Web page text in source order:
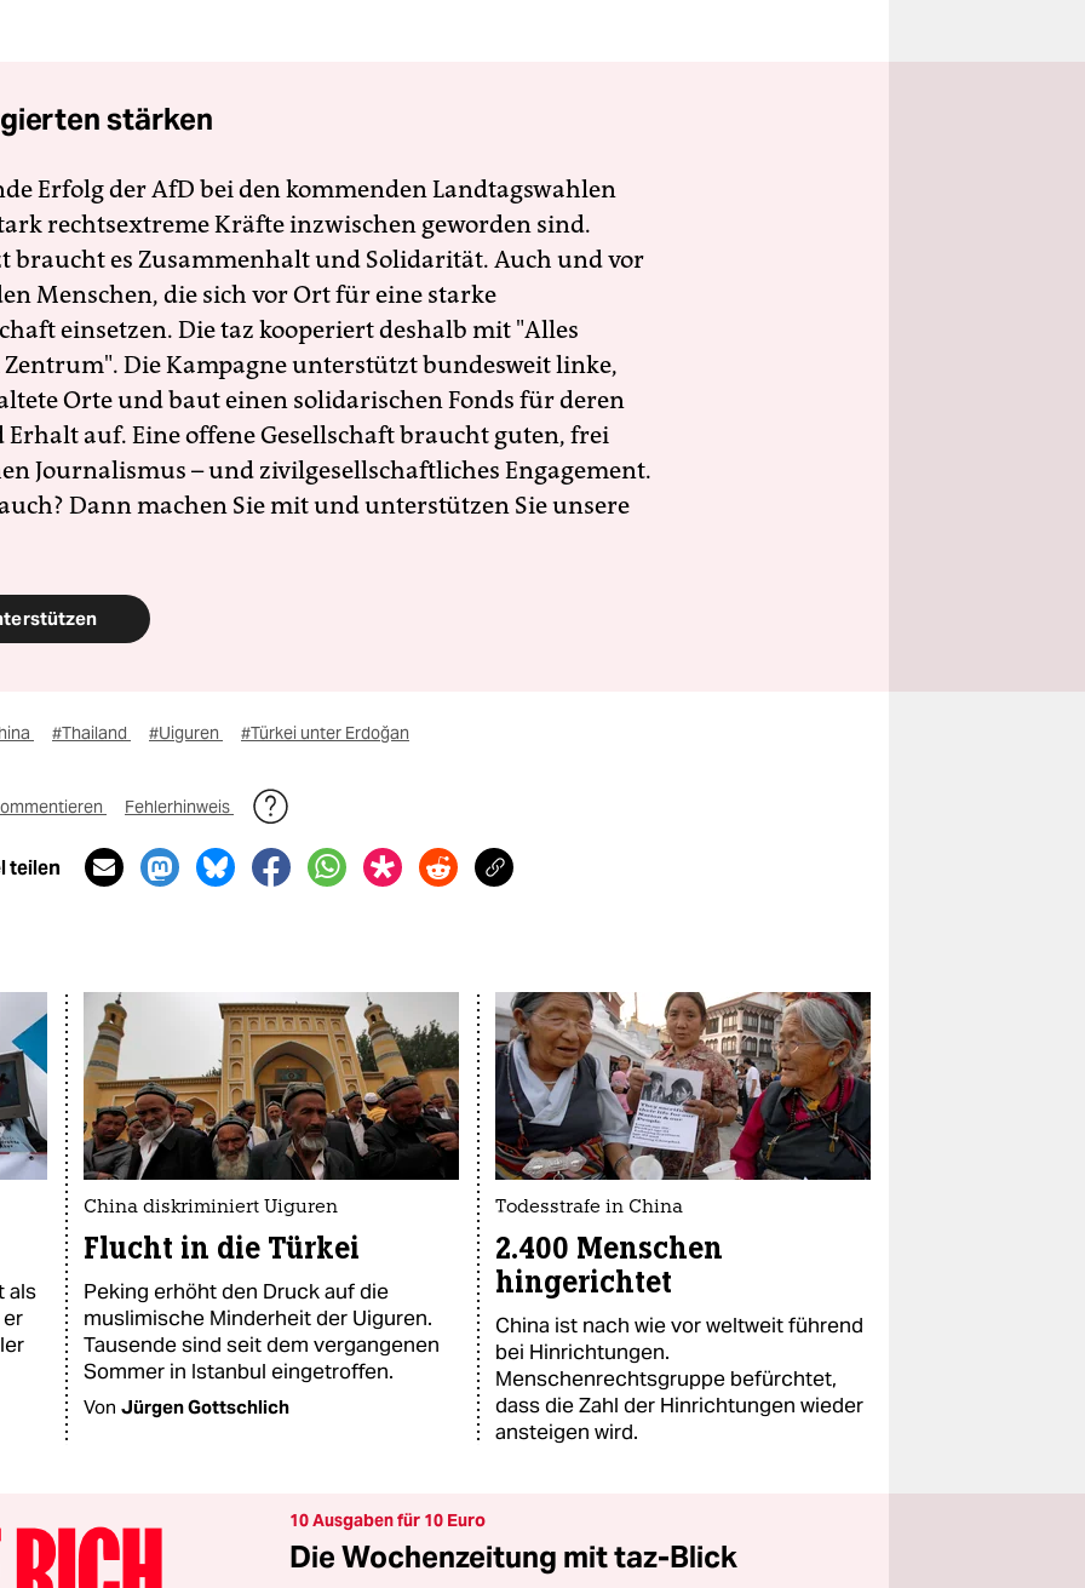
stärken
Erfolg der AfD bei den kommenden Landtagswahlen
rechtsextreme Kräfte inzwischen geworden sind.
braucht es Zusammenhalt und Solidarität. Auch und vor
Menschen, die sich vor Ort für eine starke
einsetzen. Die taz kooperiert deshalb mit "Alles
Die Kampagne unterstützt bundesweit linke,
Orte und baut einen solidarischen Fonds für deren
Erhalt auf. Eine offene Gesellschaft braucht guten, frei
Journalismus – und zivilgesellschaftliches Engagement.
Dann machen Sie mit und unterstützen Sie unsere
#Thailand #Uiguren #Türkei unter Erdoğan
Fehlerhinweis
teilen
als
China diskriminiert Uiguren
Flucht in die Türkei
Peking erhöht den Druck auf die
muslimische Minderheit der Uiguren.
Tausende sind seit dem vergangenen
Sommer in Istanbul eingetroffen.
Von Jürgen Gottschlich
Todesstrafe in China
2.400 Menschen
hingerichtet
China ist nach wie vor weltweit führend
bei Hinrichtungen.
Menschenrechtsgruppe befürchtet,
dass die Zahl der Hinrichtungen wieder
ansteigen wird.
10 Ausgaben für 10 Euro
Die Wochenzeitung mit taz-Blick